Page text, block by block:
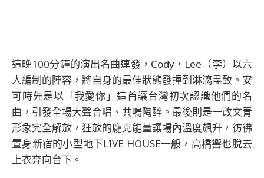
這晚100分鐘的演出名曲連發，Cody・Lee（李）以六
人編制的陣容，將自身的最佳狀態發揮到淋漓盡致。安
可時先是以「我愛你」這首讓台灣初次認識他們的名
曲，引發全場大聲合唱、共鳴陶醉。最後則是一改文青
形象完全解放，狂放的龐克能量讓場內溫度飆升，彷彿
置身新宿的小型地下LIVE HOUSE一般，高橋響也脫去
上衣奔向台下。